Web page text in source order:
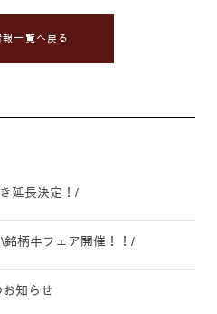
報一覧へ戻る
延長決定！/
\銘柄牛フェア開催！！/
知らせ